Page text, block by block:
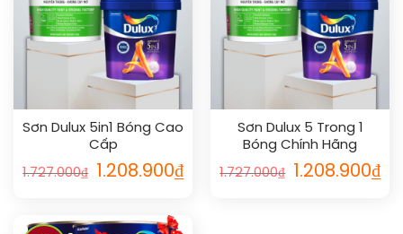
Sơn Dulux 5in1 Bóng Cao
Cấp
1.727.000₫ 1.208.900₫
Sơn Dulux 5 Trong 1
Bóng Chính Hãng
1.727.000₫ 1.208.900₫